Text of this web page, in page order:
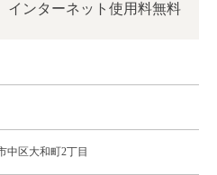
インターネット使用料無料
中区大和町2丁目